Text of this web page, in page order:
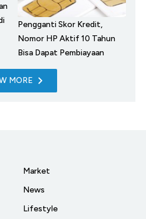
Pengganti Skor Kredit,
Nomor HP Aktif 10 Tahun
Bisa Dapat Pembiayaan
MORE
Market
News
Lifestyle